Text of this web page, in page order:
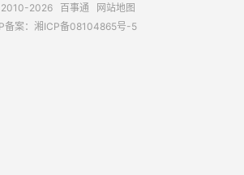
2026 百事通
网站地图
备案： 湘ICP备08104865号-5